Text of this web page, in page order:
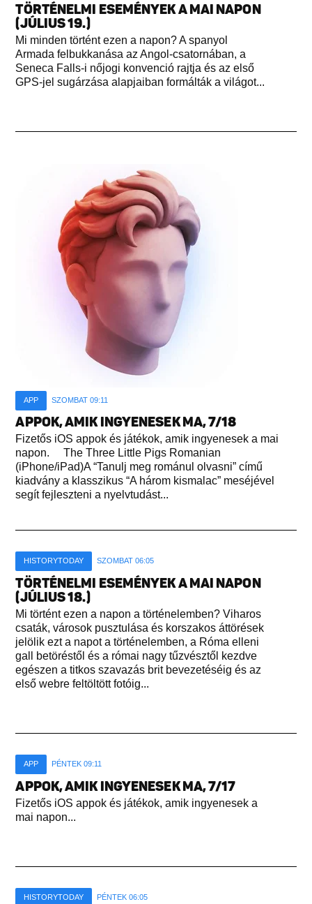
TÖRTÉNELMI ESEMÉNYEK A MAI NAPON
(JÚLIUS 19.)
Mi minden történt ezen a napon? A spanyol
Armada felbukkanása az Angol-csatornában, a
Seneca Falls-i nőjogi konvenció rajtja és az első
GPS-jel sugárzása alapjaiban formálták a világot...
APP SZOMBAT 09:11
APPOK, AMIK INGYENESEK MA, 7/18
Fizetős iOS appok és játékok, amik ingyenesek a mai
napon. The Three Little Pigs Romanian
(iPhone/iPad)A “Tanulj meg románul olvasni” című
kiadvány a klasszikus “A három kismalac” meséjével
segít fejleszteni a nyelvtudást...
HISTORYTODAY SZOMBAT 06:05
TÖRTÉNELMI ESEMÉNYEK A MAI NAPON
(JÚLIUS 18.)
Mi történt ezen a napon a történelemben? Viharos
csaták, városok pusztulása és korszakos áttörések
jelölik ezt a napot a történelemben, a Róma elleni
gall betöréstől és a római nagy tűzvésztől kezdve
egészen a titkos szavazás brit bevezetéséig és az
első webre feltöltött fotóig...
APP PÉNTEK 09:11
APPOK, AMIK INGYENESEK MA, 7/17
Fizetős iOS appok és játékok, amik ingyenesek a
mai napon...
HISTORYTODAY PÉNTEK 06:05